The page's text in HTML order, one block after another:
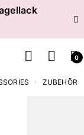
0
ZUBEHÖR